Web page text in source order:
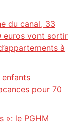
du canal, 33
euros vont sortir
à
enfants
pour 70
»: le PGHM